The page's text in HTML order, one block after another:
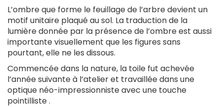
L’ombre que forme le feuillage de l’arbre devient un
motif unitaire plaqué au sol. La traduction de la
lumière donnée par la présence de l’ombre est aussi
importante visuellement que les figures sans
pourtant, elle ne les dissous.
Commencée dans la nature, la toile fut achevée
l’année suivante à l’atelier et travaillée dans une
optique néo-impressionniste avec une touche
pointilliste .